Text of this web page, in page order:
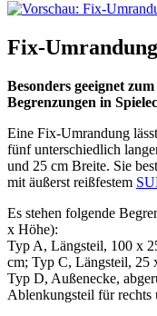
Fix-
Besonders geeignet
Begrenzungen in
Eine Fix-Umrandung
fünf unterschiedlich
und 25 cm Breite. Sie
mit äußerst reißfestem
Es stehen folgende
x Höhe):
Typ A, Längsteil, 100 x
cm; Typ C, Längsteil, 25
Typ D, Außenecke,
Ablenkungsteil für